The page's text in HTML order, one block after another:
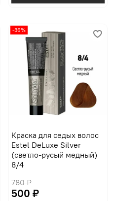
-36%
Краска для седых волос
Estel DeLuxe Silver
(светло-русый медный)
8/4
780 ₽
500 ₽